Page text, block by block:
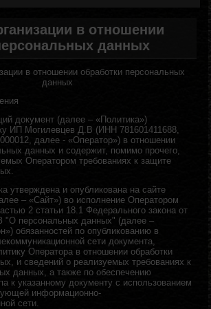
в отношении
данных
в отношении обработки персональных
данных
документ (далее – «Политика»)
ИП Могилевцев Д.В (ИНН 781601411688,
далее - «Оператор») в отношении
данных и содержит, помимо прочего,
Оператором требованиях к защите
утверждена и опубликована на сайте
– «Сайт») во исполнение Оператором
2 статьи 18.1 Федерального закона от
"О персональных данных" (далее –
обязанностей по опубликованию в
сети документа,
Оператора в отношении обработки
и сведений о реализуемых требованиях к
данных, а также по обеспечению
к указанному документу с использованием
информационно-
сети.